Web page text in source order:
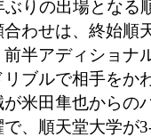
りの出場となる
合わせは、終始順
前半アディショナ
リブルで相手をか
が米田隼也からの
で、順天堂大学が